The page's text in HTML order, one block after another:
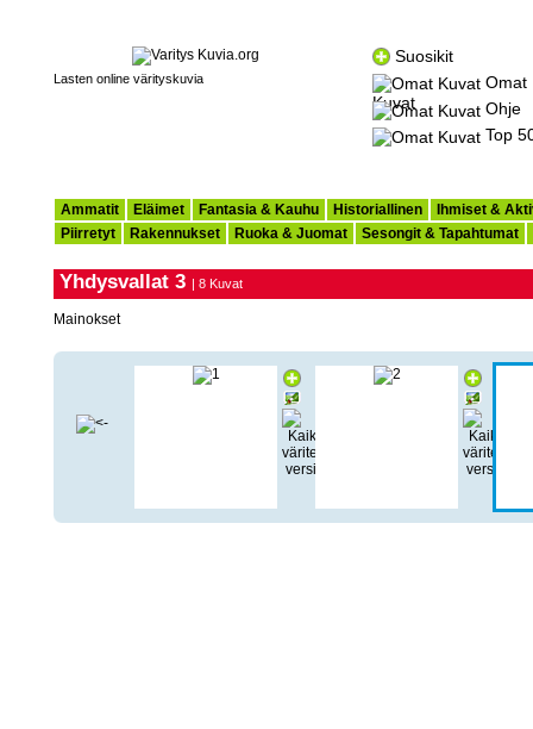
Lasten online värityskuvia
Suosikit
Omat
Kuvat
Ohje
Top
Ammatit Eläimet Fantasia & Kauhu Historiallinen
Ihmiset &
Piirretyt
Rakennukset Ruoka & Juomat Sesongit & Tapahtumat
Yhdysvallat 3 | 8 Kuvat
Mainokset